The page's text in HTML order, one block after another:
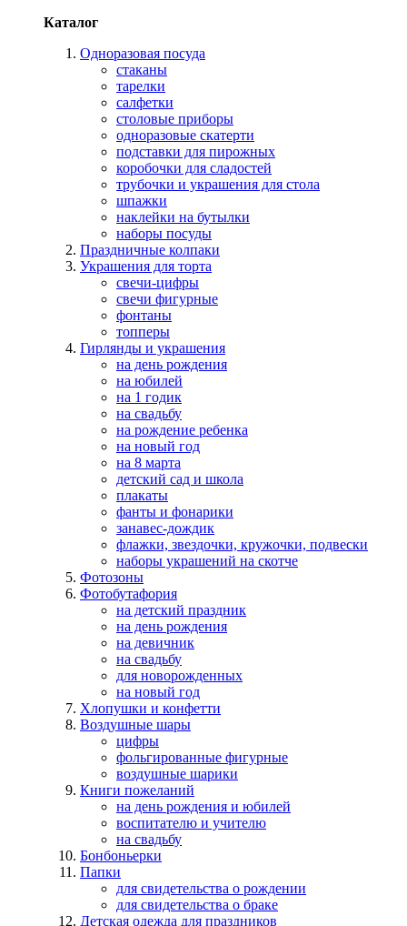
Каталог
Одноразовая посуда
стаканы
тарелки
салфетки
столовые приборы
одноразовые скатерти
подставки для пирожных
коробочки для сладостей
трубочки и украшения для стола
шпажки
наклейки на бутылки
наборы посуды
Праздничные колпаки
Украшения для торта
свечи-цифры
свечи фигурные
фонтаны
топперы
Гирлянды и украшения
на день рождения
на юбилей
на 1 годик
на свадьбу
на рождение ребенка
на новый год
на 8 марта
детский сад и школа
плакаты
фанты и фонарики
занавес-дождик
флажки, звездочки, кружочки, подвески
наборы украшений на скотче
Фотозоны
Фотобутафория
на детский праздник
на день рождения
на девичник
на свадьбу
для новорожденных
на новый год
Хлопушки и конфетти
Воздушные шары
цифры
фольгированные фигурные
воздушные шарики
Книги пожеланий
на день рождения и юбилей
воспитателю и учителю
на свадьбу
Бонбоньерки
Папки
для свидетельства о рождении
для свидетельства о браке
Детская одежда для праздников